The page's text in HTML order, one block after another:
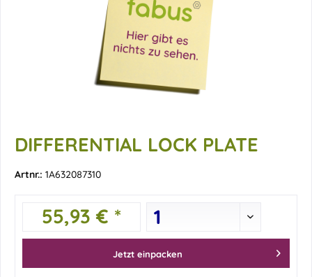
DIFFERENTIAL LOCK PLATE
Artnr.: 1A632087310
55,93 € *
Jetzt einpacken